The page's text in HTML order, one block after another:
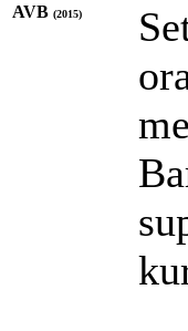
AVB (2015)